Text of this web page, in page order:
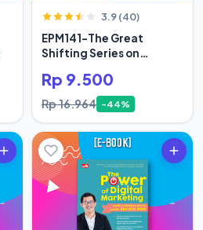
3.9 (40)
EPM141-The Great
Shifting Series on
Rp 9.500
Rp 16.964 -44%